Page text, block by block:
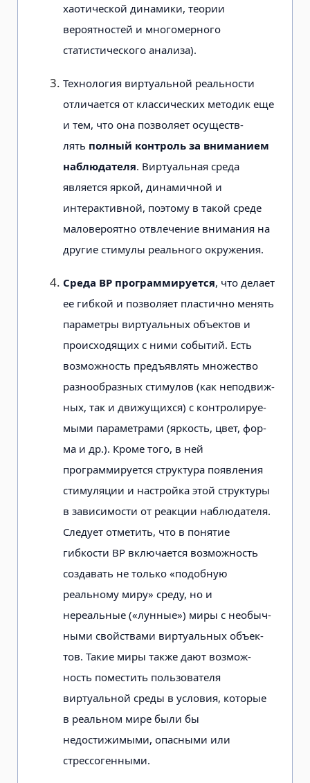
хаотической динамики, теории
вероятностей и многомерного
статистического анализа).
Технология виртуальной реально­сти
отличается от классических методик еще
и тем, что она позволяет осуществ­
лять полный контроль за вниманием
на­блюдателя. Виртуальная среда
является яркой, динамичной и
интерактивной, поэтому в такой среде
маловероятно от­влечение внимания на
другие стимулы реального окружения.
Cреда ВР программируется, что де­лает
ее гибкой и позволяет пластично менять
параметры виртуальных объектов и
происходящих с ними событий. Есть
возможность предъявлять множество
разнообразных стимулов (как неподвиж­
ных, так и движущихся) с контролируе­
мыми параметрами (яркость, цвет, фор­
ма и др.). Кроме того, в ней
программируется структура появления
стимуляции и настройка этой структуры
в зависимости от реакции наблюдателя.
Следует от­метить, что в понятие
гибкости ВР включается возможность
создавать не только «подобную
реальному миру» среду, но и
нереальные («лунные») миры с необыч­
ными свойствами виртуальных объек­
тов. Такие миры также дают возмож­
ность поместить пользователя
виртуальной среды в условия, которые
в реаль­ном мире были бы
недостижимыми, опасными или
стрессогенными.